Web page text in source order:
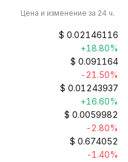
Цена и изменение за 24 ч.
$ 0.02146116
+18.80%
$ 0.091164
-21.50%
$ 0.01243937
+16.60%
$ 0.0059982
-2.80%
$ 0.674052
-1.40%